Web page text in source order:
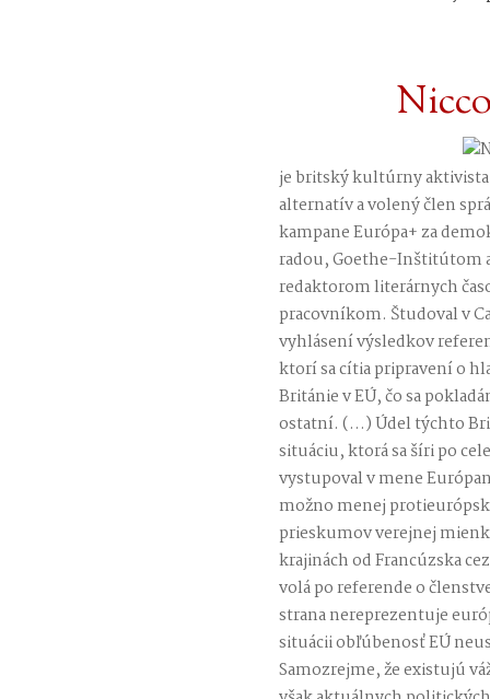
je britský kultúrny
alternatív a volený člen
kampane Európa+ za
radou, Goethe-Inštitútom
redaktorom literárnych
pracovníkom. Študoval v
vyhlásení výsledkov
ktorí sa cítia pripravení o
Británie v EÚ, čo sa
ostatní. (…) Údel týchto
situáciu, ktorá sa šíri po
vystupoval v mene
možno menej
prieskumov verejnej
krajinách od Francúzska
volá po referende o
strana nereprezentuje
situácii obľúbenosť EÚ
Samozrejme, že existujú